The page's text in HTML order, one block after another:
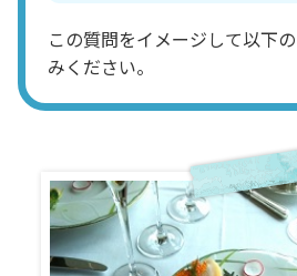
この質問をイメージして以下
みください。